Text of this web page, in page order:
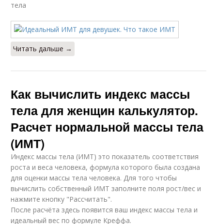
тела
Читать дальше →
Как вычислить индекс массы
тела для женщин калькулятор.
Расчет нормальной массы тела
(ИМТ)
Индекс массы тела (ИМТ) это показатель соответствия
роста и веса человека, формула которого была создана
для оценки массы тела человека. Для того чтобы
вычислить собственный ИМТ заполните поля рост/вес и
нажмите кнопку "Рассчитать".
После расчёта здесь появится ваш индекс массы тела и
идеальный вес по формуле Креффа.